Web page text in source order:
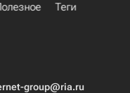
Теги
group@ria.ru